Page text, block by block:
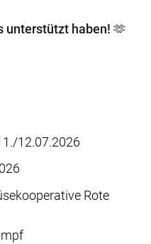
unterstützt haben! 🫶
12.07.2026
Rote